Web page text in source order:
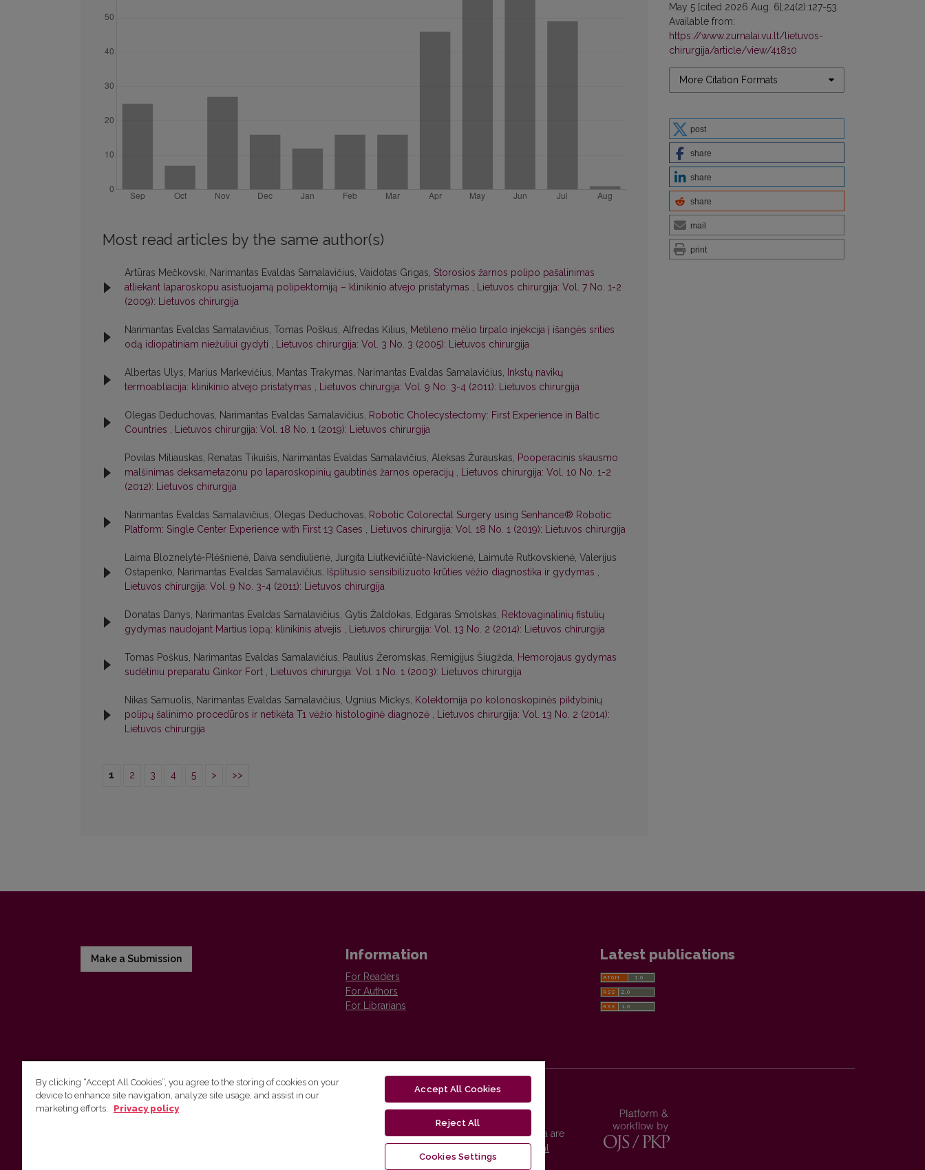
May 5 [cited 2026 Aug. 6];24(2):127-53.
Available from:
https://www.zurnalai.vu.lt/lietuvos-
chirurgija/article/view/41810
More Citation Formats
post
share
share
share
mail
print
Most read articles by the same author(s)
Artūras Mečkovski, Narimantas Evaldas Samalavičius, Vaidotas Grigas, Storosios žarnos polipo pašalinimas
atliekant laparoskopu asistuojamą polipektomiją – klinikinio atvejo pristatymas , Lietuvos chirurgija: Vol. 7 No. 1-2
(2009): Lietuvos chirurgija
Narimantas Evaldas Samalavičius, Tomas Poškus, Alfredas Kilius, Metileno mėlio tirpalo injekcija į išangės srities
odą idiopatiniam niežuliui gydyti , Lietuvos chirurgija: Vol. 3 No. 3 (2005): Lietuvos chirurgija
Albertas Ulys, Marius Markevičius, Mantas Trakymas, Narimantas Evaldas Samalavičius, Inkstų navikų
termoabliacija: klinikinio atvejo pristatymas , Lietuvos chirurgija: Vol. 9 No. 3-4 (2011): Lietuvos chirurgija
Olegas Deduchovas, Narimantas Evaldas Samalavičius, Robotic Cholecystectomy: First Experience in Baltic
Countries , Lietuvos chirurgija: Vol. 18 No. 1 (2019): Lietuvos chirurgija
Povilas Miliauskas, Renatas Tikuišis, Narimantas Evaldas Samalavičius, Aleksas Žurauskas, Pooperacinis skausmo
malšinimas deksametazonu po laparoskopinių gaubtinės žarnos operacijų , Lietuvos chirurgija: Vol. 10 No. 1-2
(2012): Lietuvos chirurgija
Narimantas Evaldas Samalavičius, Olegas Deduchovas, Robotic Colorectal Surgery using Senhance® Robotic
Platform: Single Center Experience with First 13 Cases , Lietuvos chirurgija: Vol. 18 No. 1 (2019): Lietuvos chirurgija
Laima Bloznelytė-Plėšnienė, Daiva sendiulienė, Jurgita Liutkevičiūtė-Navickienė, Laimutė Rutkovskienė, Valerijus
Ostapenko, Narimantas Evaldas Samalavičius, Išplitusio sensibilizuoto krūties vėžio diagnostika ir gydymas ,
Lietuvos chirurgija: Vol. 9 No. 3-4 (2011): Lietuvos chirurgija
Donatas Danys, Narimantas Evaldas Samalavičius, Gytis Žaldokas, Edgaras Smolskas, Rektovaginalinių fistulių
gydymas naudojant Martius lopą: klinikinis atvejis , Lietuvos chirurgija: Vol. 13 No. 2 (2014): Lietuvos chirurgija
Tomas Poškus, Narimantas Evaldas Samalavičius, Paulius Žeromskas, Remigijus Šiugžda, Hemorojaus gydymas
sudėtiniu preparatu Ginkor Fort , Lietuvos chirurgija: Vol. 1 No. 1 (2003): Lietuvos chirurgija
Nikas Samuolis, Narimantas Evaldas Samalavičius, Ugnius Mickys, Kolektomija po kolonoskopinės piktybinių
polipų šalinimo procedūros ir netikėta T1 vėžio histologinė diagnozė , Lietuvos chirurgija: Vol. 13 No. 2 (2014):
Lietuvos chirurgija
1 2 3 4 5 > >>
Make a Submission Information
For Readers
For Authors
For Librarians
Latest publications
Vilnius University Press
Vilnius University Press platform and metadata are
distributed by
Creative Commons International
By clicking “Accept All Cookies”, you agree to the storing of cookies on your
device to enhance site navigation, analyze site usage, and assist in our
marketing efforts.
Privacy policy
Accept All Cookies
Reject All
Cookies Settings